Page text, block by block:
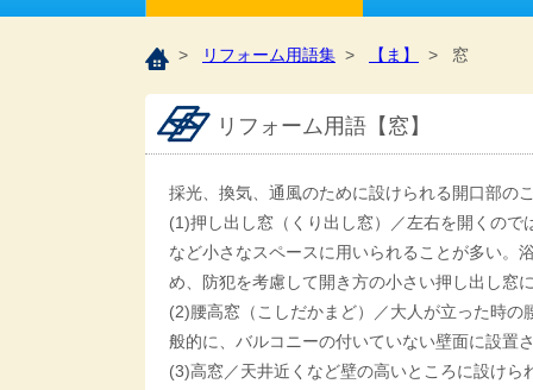
> リフォーム用語集 > 【ま】 > 窓
リフォーム用語【窓】
採光、換気、通風のために設けられる開口部の
(1)押し出し窓（くり出し窓）／左右を開くの
など小さなスペースに用いられることが多い。
め、防犯を考慮して開き方の小さい押し出し窓
(2)腰高窓（こしだかまど）／大人が立った時
般的に、バルコニーの付いていない壁面に設置
(3)高窓／天井近くなど壁の高いところに設け